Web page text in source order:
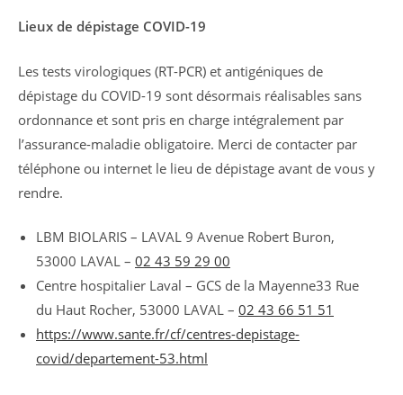
publication :
Lieux de dépistage COVID-19
Les tests virologiques (RT-PCR) et antigéniques de
dépistage du COVID-19 sont désormais réalisables sans
ordonnance et sont pris en charge intégralement par
l’assurance-maladie obligatoire. Merci de contacter par
téléphone ou internet le lieu de dépistage avant de vous y
rendre.
LBM BIOLARIS – LAVAL 9 Avenue Robert Buron,
53000 LAVAL – 02 43 59 29 00
Centre hospitalier Laval – GCS de la Mayenne33 Rue
du Haut Rocher, 53000 LAVAL – 02 43 66 51 51
https://www.sante.fr/cf/centres-depistage-
covid/departement-53.html